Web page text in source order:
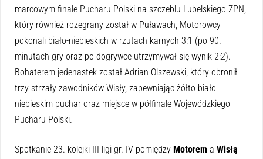
marcowym finale Pucharu Polski na szczeblu Lubelskiego ZPN,
który również rozegrany został w Puławach, Motorowcy
pokonali biało-niebieskich w rzutach karnych 3:1 (po 90.
minutach gry oraz po dogrywce utrzymywał się wynik 2:2).
Bohaterem jedenastek został Adrian Olszewski, który obronił
trzy strzały zawodników Wisły, zapewniając żółto-biało-
niebieskim puchar oraz miejsce w półfinale Wojewódzkiego
Pucharu Polski.
Spotkanie 23. kolejki III ligi gr. IV pomiędzy Motorem a Wisłą